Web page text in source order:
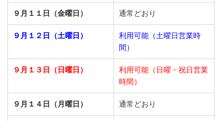
９月１１日（金曜日） 通常どおり
９月１２日（土曜日）
利用可能（土曜日営業時
間）
９月１３日（日曜日）
利用可能（日曜・祝日営業
時間）
９月１４日（月曜日） 通常どおり